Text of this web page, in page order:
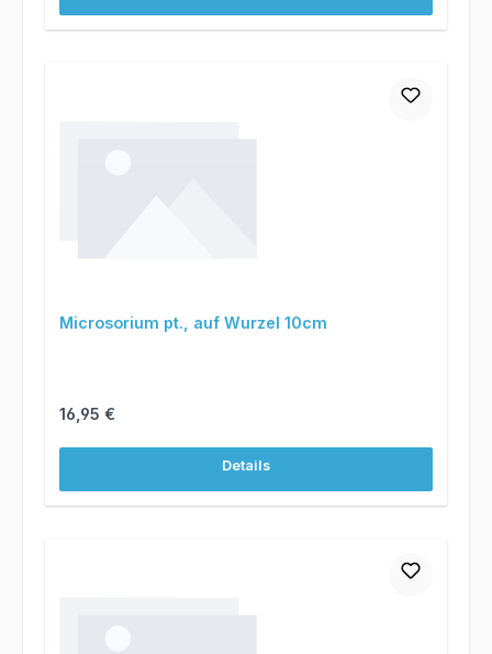
Microsorium pt., auf Wurzel 10cm
Regulärer Preis:
16,95 €
Details